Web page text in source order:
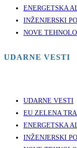
ENERGETSKA
INŽENJERSKI
NOVE
UDARNE VESTI
UDARNE VESTI
EU ZELENA
ENERGETSKA
INŽENJERSKI